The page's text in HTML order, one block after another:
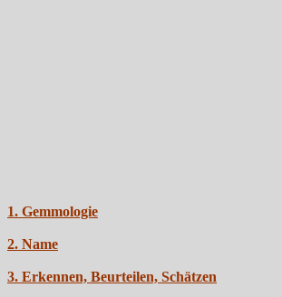
1. Gemmologie
2. Name
3. Erkennen, Beurteilen, Schätzen